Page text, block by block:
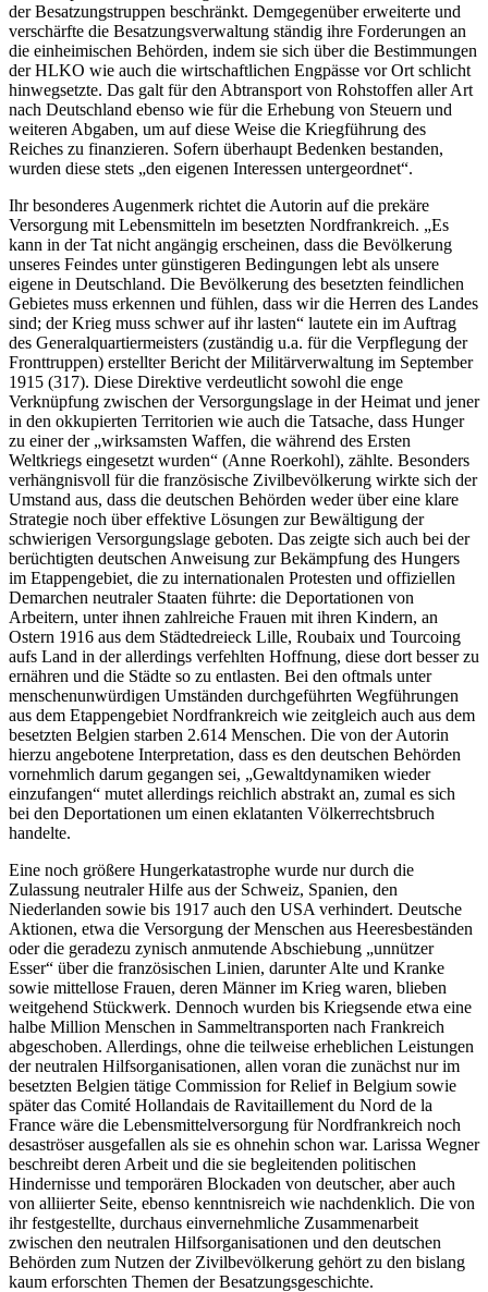
der Besatzungstruppen beschränkt. Demgegenüber erweiterte und
verschärfte die Besatzungsverwaltung ständig ihre Forderungen an
die einheimischen Behörden, indem sie sich über die Bestimmungen
der HLKO wie auch die wirtschaftlichen Engpässe vor Ort schlicht
hinwegsetzte. Das galt für den Abtransport von Rohstoffen aller Art
nach Deutschland ebenso wie für die Erhebung von Steuern und
weiteren Abgaben, um auf diese Weise die Kriegführung des
Reiches zu finanzieren. Sofern überhaupt Bedenken bestanden,
wurden diese stets „den eigenen Interessen untergeordnet“.
Ihr besonderes Augenmerk richtet die Autorin auf die prekäre
Versorgung mit Lebensmitteln im besetzten Nordfrankreich. „Es
kann in der Tat nicht angängig erscheinen, dass die Bevölkerung
unseres Feindes unter günstigeren Bedingungen lebt als unsere
eigene in Deutschland. Die Bevölkerung des besetzten feindlichen
Gebietes muss erkennen und fühlen, dass wir die Herren des Landes
sind; der Krieg muss schwer auf ihr lasten“ lautete ein im Auftrag
des Generalquartiermeisters (zuständig u.a. für die Verpflegung der
Fronttruppen) erstellter Bericht der Militärverwaltung im September
1915 (317). Diese Direktive verdeutlicht sowohl die enge
Verknüpfung zwischen der Versorgungslage in der Heimat und jener
in den okkupierten Territorien wie auch die Tatsache, dass Hunger
zu einer der „wirksamsten Waffen, die während des Ersten
Weltkriegs eingesetzt wurden“ (Anne Roerkohl), zählte. Besonders
verhängnisvoll für die französische Zivilbevölkerung wirkte sich der
Umstand aus, dass die deutschen Behörden weder über eine klare
Strategie noch über effektive Lösungen zur Bewältigung der
schwierigen Versorgungslage geboten. Das zeigte sich auch bei der
berüchtigten deutschen Anweisung zur Bekämpfung des Hungers
im Etappengebiet, die zu internationalen Protesten und offiziellen
Demarchen neutraler Staaten führte: die Deportationen von
Arbeitern, unter ihnen zahlreiche Frauen mit ihren Kindern, an
Ostern 1916 aus dem Städtedreieck Lille, Roubaix und Tourcoing
aufs Land in der allerdings verfehlten Hoffnung, diese dort besser zu
ernähren und die Städte so zu entlasten. Bei den oftmals unter
menschenunwürdigen Umständen durchgeführten Wegführungen
aus dem Etappengebiet Nordfrankreich wie zeitgleich auch aus dem
besetzten Belgien starben 2.614 Menschen. Die von der Autorin
hierzu angebotene Interpretation, dass es den deutschen Behörden
vornehmlich darum gegangen sei, „Gewaltdynamiken wieder
einzufangen“ mutet allerdings reichlich abstrakt an, zumal es sich
bei den Deportationen um einen eklatanten Völkerrechtsbruch
handelte.
Eine noch größere Hungerkatastrophe wurde nur durch die
Zulassung neutraler Hilfe aus der Schweiz, Spanien, den
Niederlanden sowie bis 1917 auch den USA verhindert. Deutsche
Aktionen, etwa die Versorgung der Menschen aus Heeresbeständen
oder die geradezu zynisch anmutende Abschiebung „unnützer
Esser“ über die französischen Linien, darunter Alte und Kranke
sowie mittellose Frauen, deren Männer im Krieg waren, blieben
weitgehend Stückwerk. Dennoch wurden bis Kriegsende etwa eine
halbe Million Menschen in Sammeltransporten nach Frankreich
abgeschoben. Allerdings, ohne die teilweise erheblichen Leistungen
der neutralen Hilfsorganisationen, allen voran die zunächst nur im
besetzten Belgien tätige Commission for Relief in Belgium sowie
später das Comité Hollandais de Ravitaillement du Nord de la
France wäre die Lebensmittelversorgung für Nordfrankreich noch
desaströser ausgefallen als sie es ohnehin schon war. Larissa Wegner
beschreibt deren Arbeit und die sie begleitenden politischen
Hindernisse und temporären Blockaden von deutscher, aber auch
von alliierter Seite, ebenso kenntnisreich wie nachdenklich. Die von
ihr festgestellte, durchaus einvernehmliche Zusammenarbeit
zwischen den neutralen Hilfsorganisationen und den deutschen
Behörden zum Nutzen der Zivilbevölkerung gehört zu den bislang
kaum erforschten Themen der Besatzungsgeschichte.